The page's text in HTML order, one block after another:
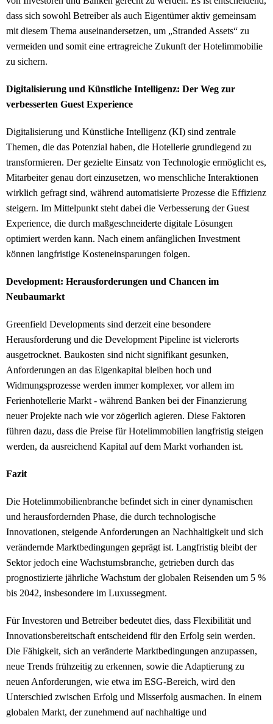
dass sich sowohl Betreiber als auch Eigentümer aktiv gemeinsam
mit diesem Thema auseinandersetzen, um „Stranded Assets“ zu
vermeiden und somit eine ertragreiche Zukunft der Hotelimmobilie
zu sichern.
Digitalisierung und Künstliche Intelligenz: Der Weg zur
verbesserten Guest Experience
Digitalisierung und Künstliche Intelligenz (KI) sind zentrale
Themen, die das Potenzial haben, die Hotellerie grundlegend zu
transformieren. Der gezielte Einsatz von Technologie ermöglicht es,
Mitarbeiter genau dort einzusetzen, wo menschliche Interaktionen
wirklich gefragt sind, während automatisierte Prozesse die Effizienz
steigern. Im Mittelpunkt steht dabei die Verbesserung der Guest
Experience, die durch maßgeschneiderte digitale Lösungen
optimiert werden kann. Nach einem anfänglichen Investment
können langfristige Kosteneinsparungen folgen.
Development: Herausforderungen und Chancen im
Neubaumarkt
Greenfield Developments sind derzeit eine besondere
Herausforderung und die Development Pipeline ist vielerorts
ausgetrocknet. Baukosten sind nicht signifikant gesunken,
Anforderungen an das Eigenkapital bleiben hoch und
Widmungsprozesse werden immer komplexer, vor allem im
Ferienhotellerie Markt - während Banken bei der Finanzierung
neuer Projekte nach wie vor zögerlich agieren. Diese Faktoren
führen dazu, dass die Preise für Hotelimmobilien langfristig steigen
werden, da ausreichend Kapital auf dem Markt vorhanden ist.
Fazit
Die Hotelimmobilienbranche befindet sich in einer dynamischen
und herausfordernden Phase, die durch technologische
Innovationen, steigende Anforderungen an Nachhaltigkeit und sich
verändernde Marktbedingungen geprägt ist. Langfristig bleibt der
Sektor jedoch eine Wachstumsbranche, getrieben durch das
prognostizierte jährliche Wachstum der globalen Reisenden um 5 %
bis 2042, insbesondere im Luxussegment.
Für Investoren und Betreiber bedeutet dies, dass Flexibilität und
Innovationsbereitschaft entscheidend für den Erfolg sein werden.
Die Fähigkeit, sich an veränderte Marktbedingungen anzupassen,
neue Trends frühzeitig zu erkennen, sowie die Adaptierung zu
neuen Anforderungen, wie etwa im ESG-Bereich, wird den
Unterschied zwischen Erfolg und Misserfolg ausmachen. In einem
globalen Markt, der zunehmend auf nachhaltige und